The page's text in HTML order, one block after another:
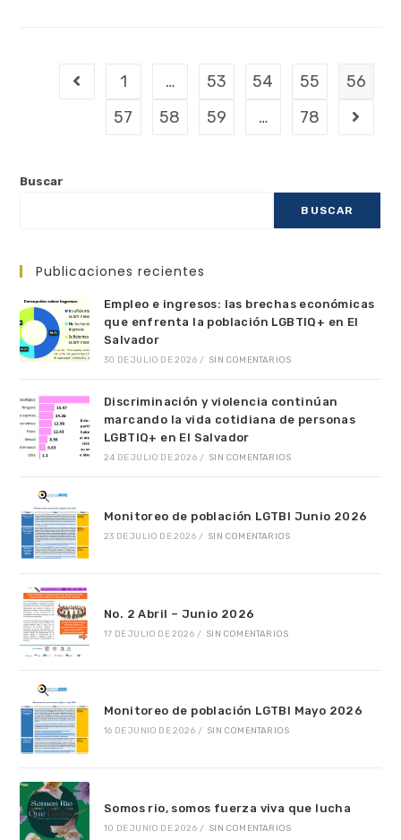
1 … 53 54 55
56
57
58 59 … 78
Buscar
BUSCAR
Publicaciones recientes
Empleo e ingresos: las brechas económicas
que enfrenta la población LGBTIQ+ en El
Salvador
30 DE JULIO DE 2026 / SIN COMENTARIOS
Discriminación y violencia continúan
marcando la vida cotidiana de personas
LGBTIQ+ en El Salvador
24 DE JULIO DE 2026 / SIN COMENTARIOS
Monitoreo de población LGTBI Junio 2026
23 DE JULIO DE 2026 / SIN COMENTARIOS
No. 2 Abril – Junio 2026
17 DE JULIO DE 2026 / SIN COMENTARIOS
Monitoreo de población LGTBI Mayo 2026
16 DE JUNIO DE 2026 / SIN COMENTARIOS
Somos rio, somos fuerza viva que lucha
10 DE JUNIO DE 2026 / SIN COMENTARIOS